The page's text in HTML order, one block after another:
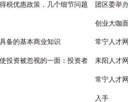
税优惠政策，几个细节问题 团区委举
创业大咖
备的基本商业知识 常宁人才
投资被忽视的一面：投资者 耒阳人才
常宁人才
入手